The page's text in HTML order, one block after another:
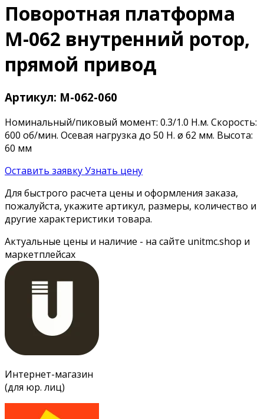
Поворотная платформа
M-062 внутренний ротор,
прямой привод
Артикул: M-062-060
Номинальный/пиковый момент: 0.3/1.0 Н.м. Cкорость:
600 об/мин. Осевая нагрузка до 50 Н. ø 62 мм. Высота:
60 мм
Оставить заявкуУзнать цену
Для быстрого расчета цены и оформления заказа,
пожалуйста, укажите артикул, размеры, количество и
другие характеристики товара.
Актуальные цены и наличие - на сайте unitmc.shop и
маркетплейсах
Интернет-магазин
(для юр. лиц)